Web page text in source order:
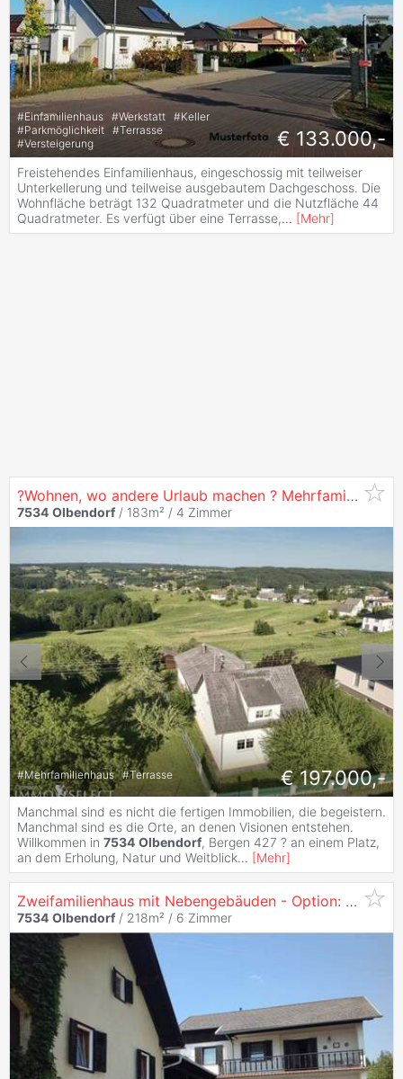
#Einfamilienhaus #Werkstatt #Keller
#Parkmöglichkeit #Terrasse
#Versteigerung € 133.000,-
Freistehendes Einfamilienhaus, eingeschossig mit teilweiser
Unterkellerung und teilweise ausgebautem Dachgeschoss. Die
Wohnfläche beträgt 132 Quadratmeter und die Nutzfläche 44
Quadratmeter. Es verfügt über eine Terrasse,... [Mehr]
?Wohnen, wo andere Urlaub machen ? Mehrfamilienhaus mit Fernblick im Thermenland?
7534 Olbendorf / 183m² / 4 Zimmer
#Mehrfamilienhaus #Terrasse € 197.000,-
Manchmal sind es nicht die fertigen Immobilien, die begeistern.
Manchmal sind es die Orte, an denen Visionen entstehen.
Willkommen in 7534 Olbendorf, Bergen 427 ? an einem Platz,
an dem Erholung, Natur und Weitblick... [Mehr]
Zweifamilienhaus mit Nebengebäuden - Option:
Kauf
7534 Olbendorf / 218m² / 6 Zimmer